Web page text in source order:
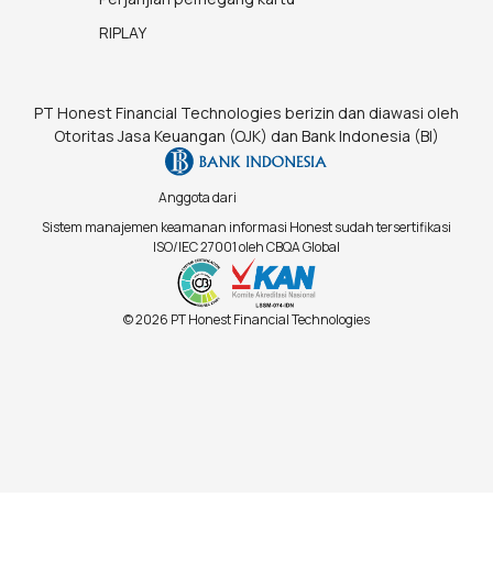
PT Honest Financial Technologies berizin dan diawasi oleh
Otoritas Jasa Keuangan (OJK) dan Bank Indonesia (BI)
Anggota dari
Sistem manajemen keamanan informasi Honest sudah tersertifikasi
ISO/IEC 27001 oleh CBQA Global
© 2026 PT Honest Financial Technologies
RIPLAY